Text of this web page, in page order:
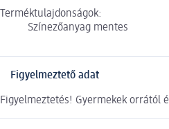
Terméktulajdonságok:
Színezőanyag mentes
Figyelmeztető adat
Figyelmeztetés! Gyermekek orrától